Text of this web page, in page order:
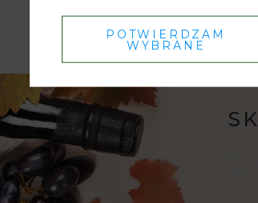
POTWIERDZAM
WYBRANE